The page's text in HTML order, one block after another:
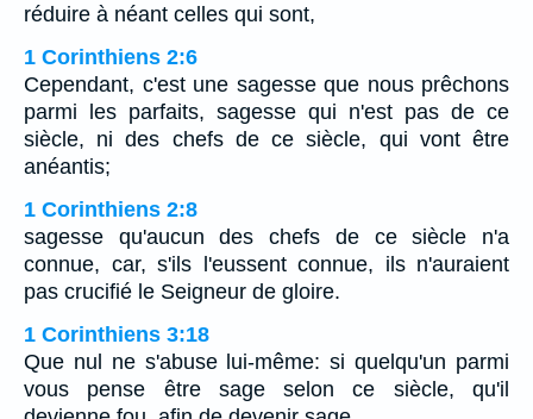
réduire à néant celles qui sont,
1 Corinthiens 2:6
Cependant, c'est une sagesse que nous prêchons
parmi les parfaits, sagesse qui n'est pas de ce
siècle, ni des chefs de ce siècle, qui vont être
anéantis;
1 Corinthiens 2:8
sagesse qu'aucun des chefs de ce siècle n'a
connue, car, s'ils l'eussent connue, ils n'auraient
pas crucifié le Seigneur de gloire.
1 Corinthiens 3:18
Que nul ne s'abuse lui-même: si quelqu'un parmi
vous pense être sage selon ce siècle, qu'il